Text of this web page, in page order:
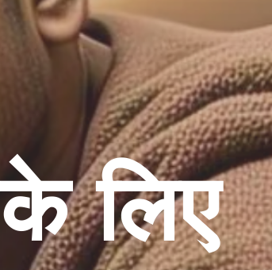
लिए